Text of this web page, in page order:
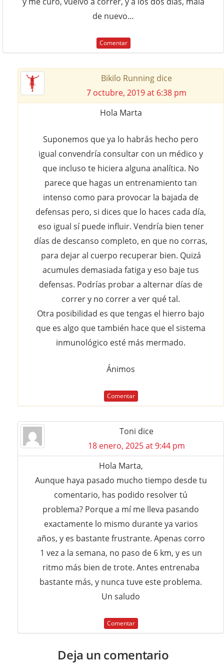
de nuevo…
Comentar
Bikilo Running dice
7 octubre, 2019 at 6:38 pm
Hola Marta
Suponemos que ya lo habrás hecho pero
igual convendría consultar con un médico y
que incluso te hiciera alguna analítica. No
parece que hagas un entrenamiento tan
intenso como para provocar la bajada de
defensas pero, si dices que lo haces cada día,
eso igual sí puede influir. Vendría bien tener
días de descanso completo, en que no corras,
para dejar al cuerpo recuperar bien. Quizá
acumules demasiada fatiga y eso baje tus
defensas. Podrías probar a alternar días de
correr y no correr a ver qué tal.
Otra posibilidad es que tengas el hierro bajo
que es algo que también hace que el sistema
inmunológico esté más mermado.
Ánimos
Comentar
Toni dice
18 enero, 2025 at 9:44 pm
Hola Marta,
Aunque haya pasado mucho tiempo desde tu
comentario, has podido resolver tú
problema? Porque a mí me lleva pasando
exactamente lo mismo durante ya varios
años, y es bastante frustrante. Apenas corro
1 vez a la semana, no paso de 6 km, y es un
ritmo más bien de trote. Antes entrenaba
bastante más, y nunca tuve este problema.
Un saludo
Comentar
Deja un comentario